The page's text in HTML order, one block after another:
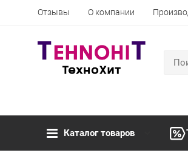
Отзывы О компании
Каталог товаров